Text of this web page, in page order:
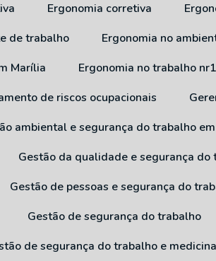
Ergonomia corretiva
de trabalho Ergonomia no
Marília Ergonomia no trabalho
de riscos ocupacionais
ambiental e segurança do trabalho
Gestão da qualidade e segurança
Gestão de pessoas e segurança do
Gestão de segurança do trabalho
de segurança do trabalho e